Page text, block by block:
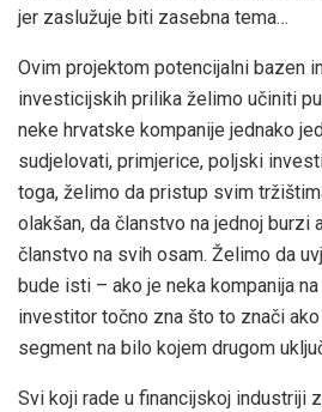
jer zaslužuje biti zasebna tema…
Ovim projektom potencijalni bazen
investicijskih prilika želimo učiniti
neke hrvatske kompanije jednako
sudjelovati, primjerice, poljski
toga, želimo da pristup svim
olakšan, da članstvo na jednoj burzi
članstvo na svih osam. Želimo da
bude isti – ako je neka kompanija
investitor točno zna što to znači
segment na bilo kojem drugom
Svi koji rade u financijskoj industriji